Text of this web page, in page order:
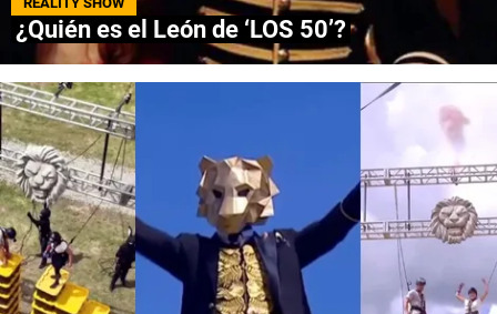
NETFLIX
PRIME VIDEO
APPLE TV+
MÚSICA
CELEBRITIES
PASATIEMPOS
¿Quién es el León de ‘LOS 50’?